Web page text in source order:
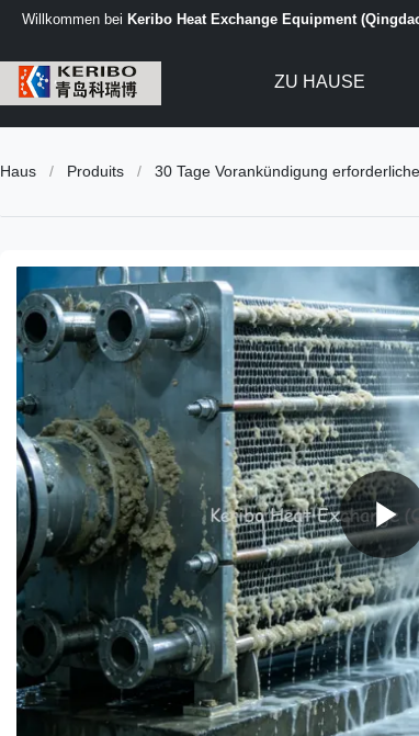
Willkommen bei Keribo Heat Exchange Equipment
ZU HAUSE
Haus / Produits / 30 Tage Vorankündigung